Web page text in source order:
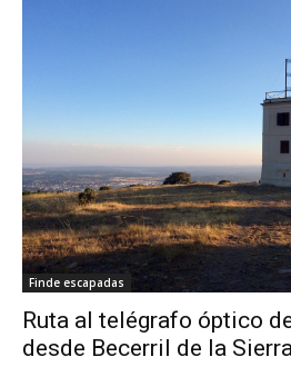
Finde escapadas
Ruta al telégrafo óptico
desde Becerril de la Sierra